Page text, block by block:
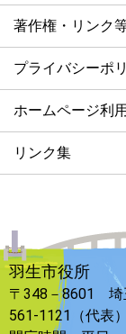
著作権・リンク
プライバシーポ
ホームページ利
リンク集
羽生市役所
〒348－8601 埼
561-1121（代表）